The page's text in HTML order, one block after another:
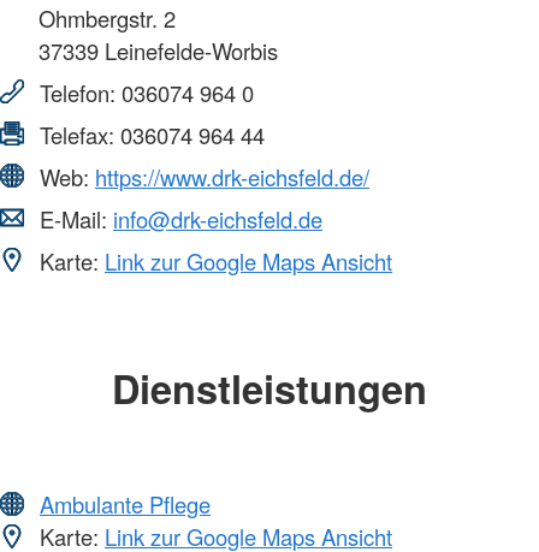
Ohmbergstr. 2
37339 Leinefelde-Worbis
Telefon: 036074 964 0
Telefax: 036074 964 44
Web: https://www.drk-eichsfeld.de/
E-Mail: info@drk-eichsfeld.de
Karte: Link zur Google Maps Ansicht
Dienstleistungen
Ambulante Pflege
Karte: Link zur Google Maps Ansicht